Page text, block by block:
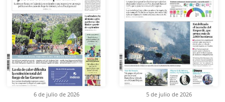
6 de julio de 2026 5 de julio de 2026